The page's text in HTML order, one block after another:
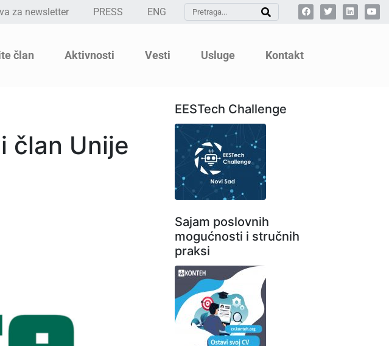
za newsletter PRESS ENG
član Aktivnosti Vesti Usluge Kontakt
član Unije
EESTech Challenge
Sajam poslovnih
mogućnosti i stručnih
praksi